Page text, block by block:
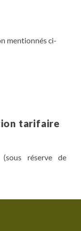
mentionnés ci-
tarifaire
(sous réserve de